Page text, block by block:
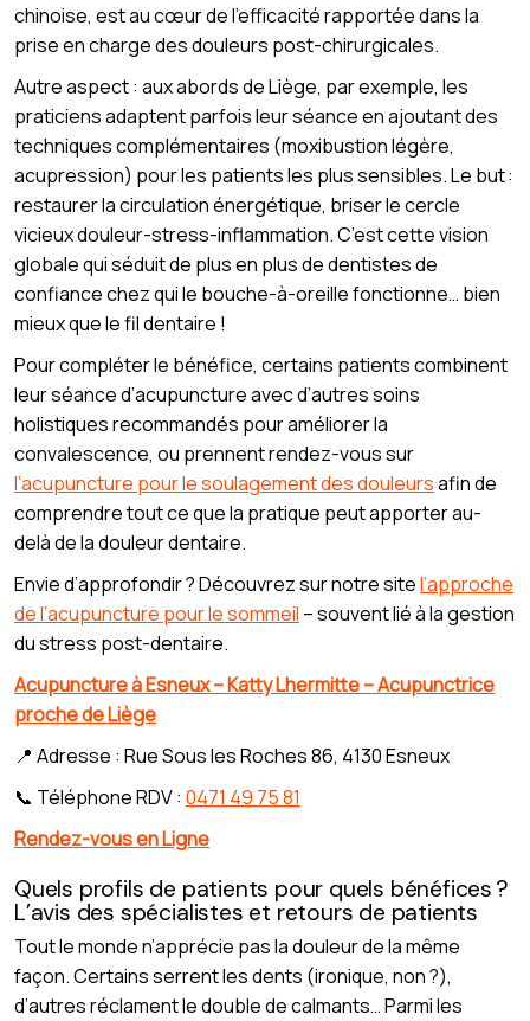
chinoise, est au cœur de l’efficacité rapportée dans la
prise en charge des douleurs post-chirurgicales.
Autre aspect : aux abords de Liège, par exemple, les
praticiens adaptent parfois leur séance en ajoutant des
techniques complémentaires (moxibustion légère,
acupression) pour les patients les plus sensibles. Le but :
restaurer la circulation énergétique, briser le cercle
vicieux douleur-stress-inflammation. C’est cette vision
globale qui séduit de plus en plus de dentistes de
confiance chez qui le bouche-à-oreille fonctionne… bien
mieux que le fil dentaire !
Pour compléter le bénéfice, certains patients combinent
leur séance d’acupuncture avec d’autres soins
holistiques recommandés pour améliorer la
convalescence, ou prennent rendez-vous sur
l’acupuncture pour le soulagement des douleursafin de
comprendre tout ce que la pratique peut apporter au-
delà de la douleur dentaire.
Envie d’approfondir ? Découvrez sur notre sitel’approche
de l’acupuncture pour le sommeil – souvent lié à la gestion
du stress post-dentaire.
Acupuncture à Esneux – Katty Lhermitte – Acupunctrice
proche de Liège
📍 Adresse : Rue Sous les Roches 86, 4130 Esneux
📞 Téléphone RDV : 0471 49 75 81
Rendez-vous en Ligne
Quels profils de patients pour quels bénéfices ?
L’avis des spécialistes et retours de patients
Tout le monde n’apprécie pas la douleur de la même
façon. Certains serrent les dents (ironique, non ?),
d’autres réclament le double de calmants… Parmi les